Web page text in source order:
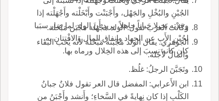
الجُبْنِ والبُخْلِ والجَهْل، وأَجْبَنْت وأَبْخَلْته وأَجْهَلْته إذا
وجَدْته بَخِيلا جَباناً جاهلاً، يريد أَن الولد لما صار سبَبا
لجُبْن الأَب عن الجِهاد وإنفاق المال والافْتتان به،
كان كأَنه نسبَ إلى هذه الخِلال ورماه بها.
وكانت العرب تقول: الولد مَجْهَلَة مَجْبَن مَبْخَلة.
الجوهري: يقال الولد مَجْبَنة مَبْخَلة لأَنه يُحب البقاء
والمالُ لأَجله.
وتَجَبَّنَ الرجلُ: غلُظ.
ابن الأَعرابي: المفضل قال العر تقول فلانٌ جبانُ
الكَلْبِ إذا كان نِهايةً في السَّخاءِ؛ وأَنشد وأَجْبَنُ من